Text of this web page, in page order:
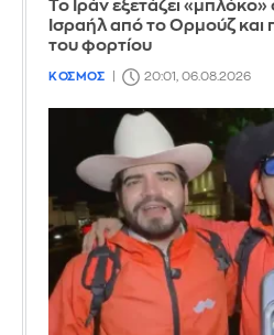
Το Ιράν εξετάζει
Ισραήλ από το Ορμούζ και
του φορτίου
ΚΟΣΜΟΣ 20:01, 06.08.2026